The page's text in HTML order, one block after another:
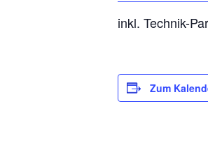
inkl. Technik-
Zum